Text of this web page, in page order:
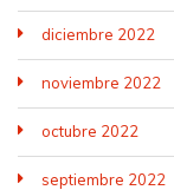
diciembre 2022
noviembre 2022
octubre 2022
septiembre 2022